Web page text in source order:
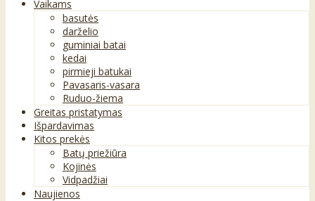
Vaikams
basutės
darželio
guminiai batai
kedai
pirmieji batukai
Pavasaris-vasara
Ruduo-žiema
Greitas pristatymas
Išpardavimas
Kitos prekės
Batų priežiūra
Kojinės
Vidpadžiai
Naujienos